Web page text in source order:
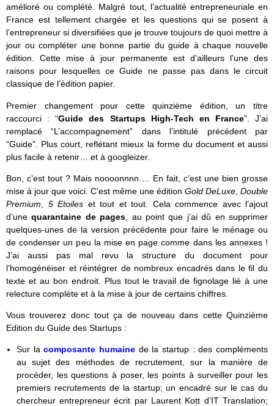
amélioré ou complété. Malgré tout, l’actualité entrepreneuriale en
France est tellement chargée et les questions qui se posent à
l’entrepreneur si diversifiées que je trouve toujours de quoi mettre à
jour ou compléter une bonne partie du guide à chaque nouvelle
édition. Cette mise à jour permanente est d’ailleurs l’une des
raisons pour lesquelles ce Guide ne passe pas dans le circuit
classique de l’édition papier.
Premier changement pour cette quinzième édition, un titre
raccourci : “Guide des Startups High-Tech en France”. J’ai
remplacé “L’accompagnement” dans l’intitulé précédent par
“Guide”. Plus court, reflétant mieux la forme du document et aussi
plus facile à retenir… et à googleizer.
Bon, c’est tout ? Mais noooonnnn…. En fait, c’est une bien grosse
mise à jour que voici. C’est même une édition Gold DeLuxe Double
Premium
5 Etoiles et tout et tout. Cela commence avec l’ajout
d’unequarantaine de pages , au point que j’ai dû en supprimer
quelques-unes de la version précédente pour faire le ménage ou
de condenser un peu la mise en page comme dans les annexes !
J’ai aussi pas mal revu la structure du document pour
l’homogénéiser et réintégrer de nombreux encadrés dans le fil du
texte et au bon endroit. Plus tout le travail de fignolage lié à une
relecture complète et à la mise à jour de certains chiffres.
Vous trouverez donc tout ça de nouveau dans cette Quinzième
Edition du Guide des Startups :
Sur lacomposante humaine de la startup : des compléments
au sujet des méthodes de recrutement, sur la manière de
procéder, les questions à poser, les points à surveiller pour les
premiers recrutements de la startup; un encadré sur le cas du
chercheur entrepreneur écrit par Laurent Kott d’IT Translation;